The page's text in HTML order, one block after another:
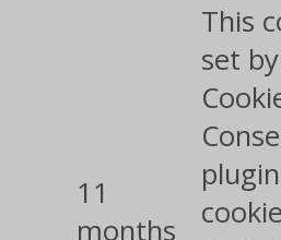
11
months
This
set